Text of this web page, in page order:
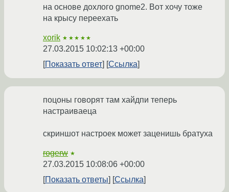
на основе дохлого gnome2. Вот хочу тоже
на крысу переехать
xorik ★★★★★
27.03.2015 10:02:13 +00:00
Показать ответ
Ссылка
поцоны говорят там хайдпи теперь
настраиваеца
скриншот настроек может заценишь братуха
rogerw ★
27.03.2015 10:08:06 +00:00
Показать ответы
Ссылка